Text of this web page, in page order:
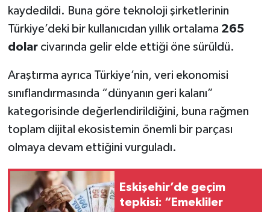
kaydedildi. Buna göre teknoloji şirketlerinin
Türkiye’deki bir kullanıcıdan yıllık ortalama 265
dolarcivarında gelir elde ettiği öne sürüldü.
Araştırma ayrıca Türkiye’nin, veri ekonomisi
sınıflandırmasında “dünyanın geri kalanı”
kategorisinde değerlendirildiğini, buna rağmen
toplam dijital ekosistemin önemli bir parçası
olmaya devam ettiğini vurguladı.
Eskişehir’de geçim
tepkisi: “Emekliler